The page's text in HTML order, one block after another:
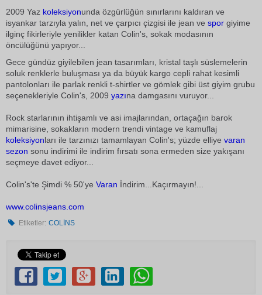
2009 Yaz koleksiyonunda özgürlüğün sınırlarını kaldıran ve
isyankar tarzıyla yalın, net ve çarpıcı çizgisi ile jean ve spor giyime
ilginç fikirleriyle yenilikler katan Colin's, sokak modasının
öncülüğünü yapıyor...
Gece gündüz giyilebilen jean tasarımları, kristal taşlı süslemelerin
soluk renklerle buluşması ya da büyük kargo cepli rahat kesimli
pantolonları ile parlak renkli t-shirtler ve gömlek gibi üst giyim grubu
seçenekleriyle Colin's, 2009 yazına damgasını vuruyor...
Rock starlarının ihtişamlı ve asi imajlarından, ortaçağın barok
mimarisine, sokakların modern trendi vintage ve kamuflaj
koleksiyonları ile tarzınızı tamamlayan Colin's; yüzde elliye varan
sezon sonu indirimi ile indirim fırsatı sona ermeden size yakışanı
seçmeye davet ediyor...
Colin's'te Şimdi % 50'ye Varan İndirim...Kaçırmayın!...
www.colinsjeans.com
Etiketler: COLİNS